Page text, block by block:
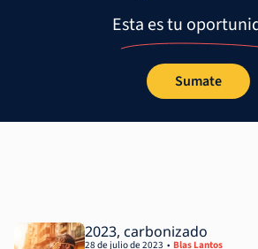
Esta es tu
Sumate
2023, carbonizado
Blas Lantos
28 de julio de 2023